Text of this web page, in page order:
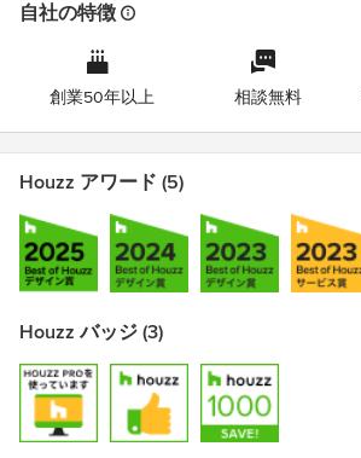
自社の特徴
創業50年以上 相談無料
Houzz アワード (5)
Houzz バッジ (3)